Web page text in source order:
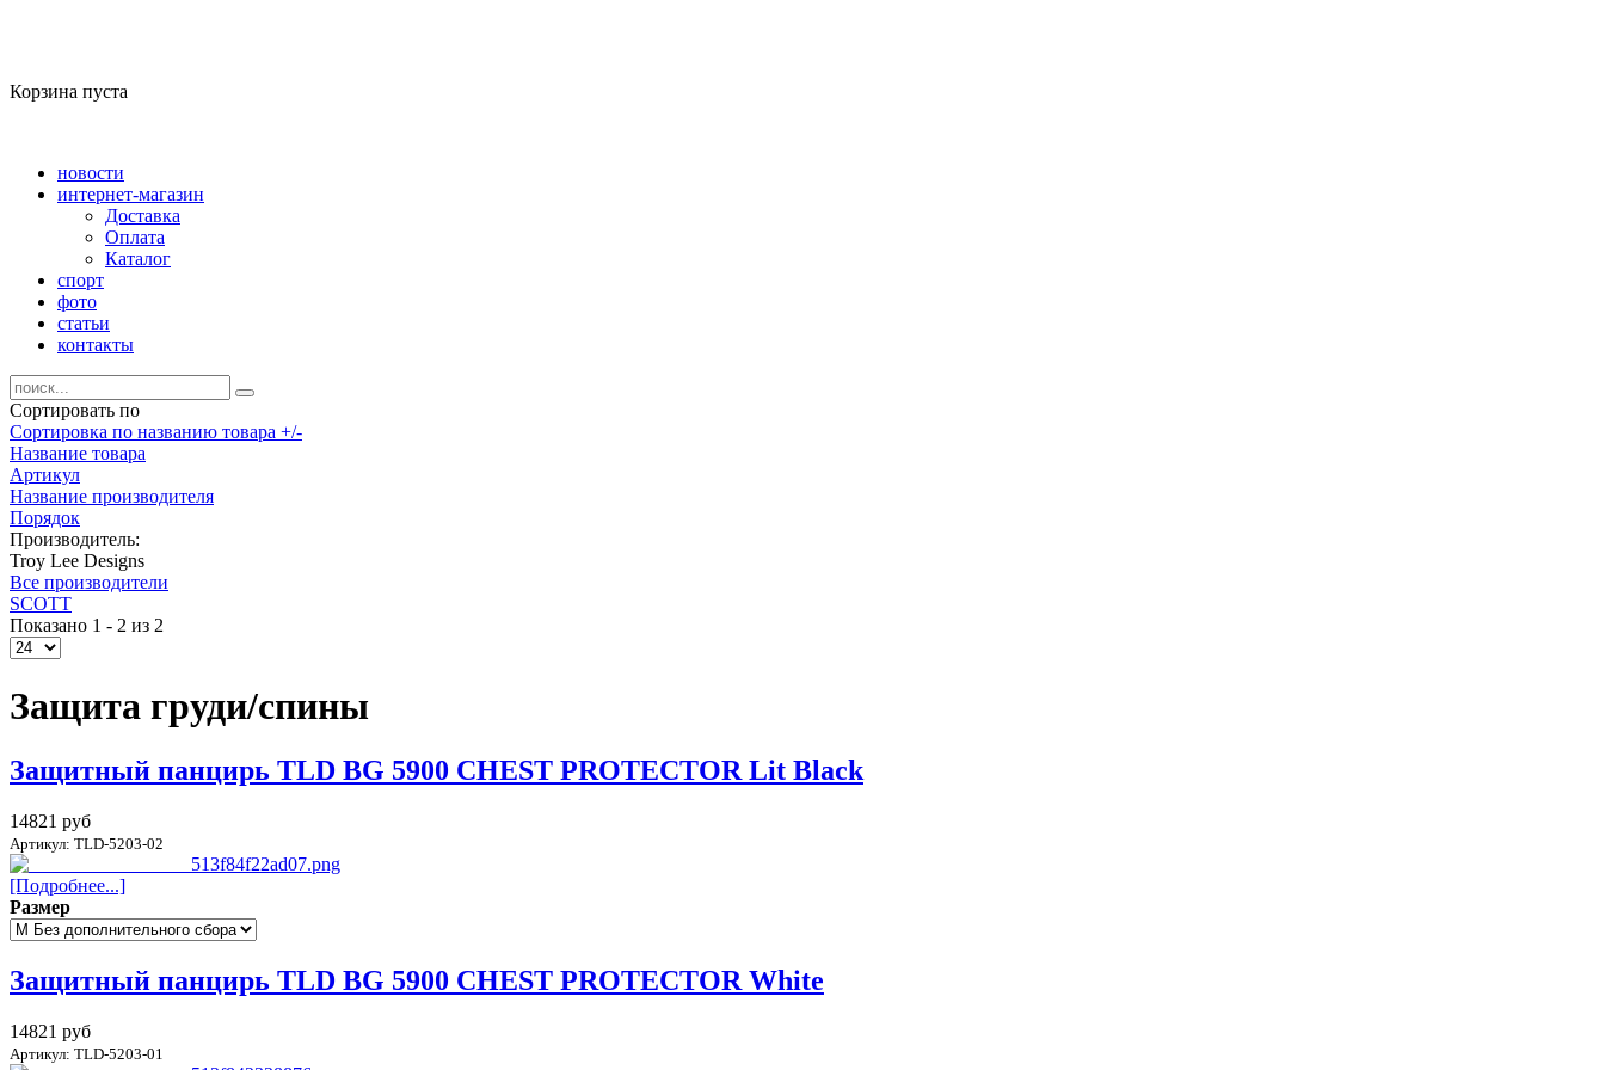
Корзина пуста
новости
интернет-магазин
Доставка
Оплата
Каталог
спорт
фото
статьи
контакты
Сортировать по
Сортировка по названию товара +/-
Название товара
Артикул
Название производителя
Порядок
Производитель:
Troy Lee Designs
Все производители
SCOTT
Показано 1 - 2 из 2
Защита груди/спины
Защитный панцирь TLD BG 5900 CHEST PROTECTOR Lit Black
14821 руб
Артикул: TLD-5203-02
[Подробнее...]
Размер
Защитный панцирь TLD BG 5900 CHEST PROTECTOR White
14821 руб
Артикул: TLD-5203-01